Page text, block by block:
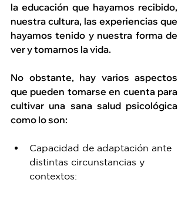
la educación que hayamos recibido,
nuestra cultura, las experiencias que
hayamos tenido y nuestra forma de
ver y tomarnos la vida.
No obstante, hay varios aspectos
que pueden tomarse en cuenta para
cultivar una sana salud psicológica
como lo son:
Capacidad de adaptación ante
distintas circunstancias y
contextos⁣: